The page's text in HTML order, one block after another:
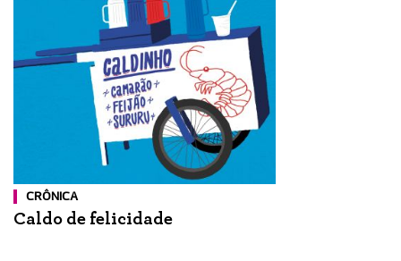
CRÔNICA
Caldo de felicidade